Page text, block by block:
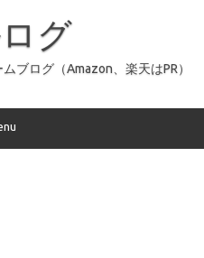
グ
ブログ（Amazon、楽天はPR）